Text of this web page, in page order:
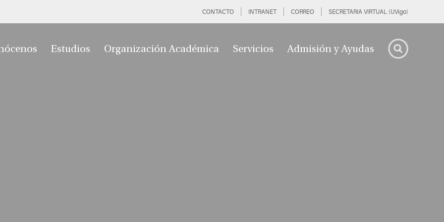
CONTACTO INTRANET CORREO SECRETARIA VIRTUAL (UVigo)
Estudios Organización Académica Servicios Admisión y Ayudas